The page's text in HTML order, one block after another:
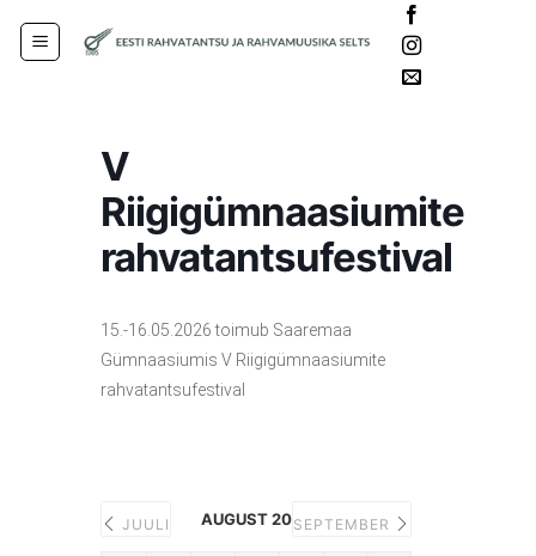
V
Riigigümnaasiumite
rahvatantsufestival
15.-16.05.2026 toimub Saaremaa
Gümnaasiumis V Riigigümnaasiumite
rahvatantsufestival
JUULI AUGUST 2026SEPTEMBER